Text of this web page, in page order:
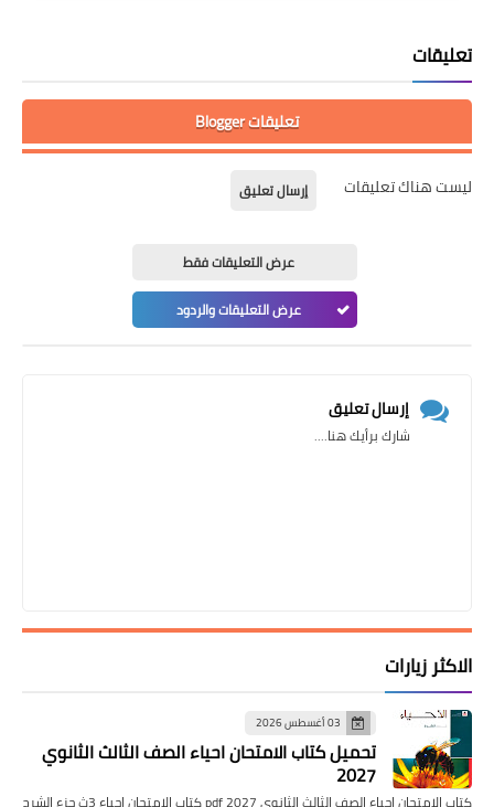
تعليقات
تعليقات Blogger
ليست هناك تعليقات إرسال تعليق
عرض التعليقات فقط
عرض التعليقات والردود
إرسال تعليق
شارك برأيك هنا....
الاكثر زيارات
03 أغسطس 2026
تحميل كتاب الامتحان احياء الصف الثالث الثانوي
2027